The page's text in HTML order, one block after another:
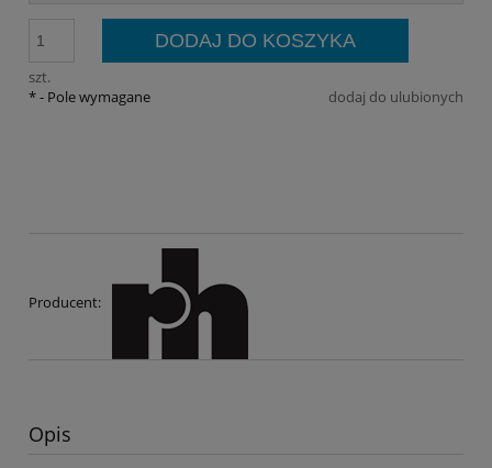
szt.
DODAJ DO KOSZYKA
dodaj do ulubionych
*- Pole wymagane
Producent:
Opis